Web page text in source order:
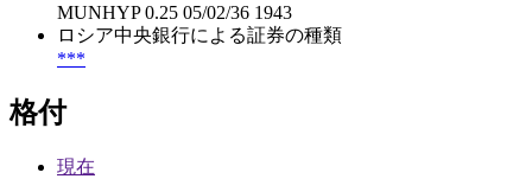
MUNHYP 0.25 05/02/36 1943
ロシア中央銀行による証券の種類
***
格付
現在